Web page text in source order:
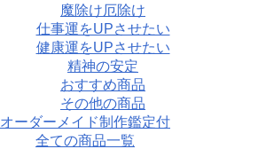
魔除け厄除け
仕事運をUPさせたい
健康運をUPさせたい
精神の安定
おすすめ商品
その他の商品
オーダーメイド制作鑑定付
全ての商品一覧